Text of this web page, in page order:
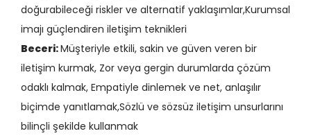
doğurabileceği riskler ve alternatif yaklaşımlar,Kurumsal
imajı güçlendiren iletişim teknikleri
Beceri:Müşteriyle etkili, sakin ve güven veren bir
iletişim kurmak, Zor veya gergin durumlarda çözüm
odaklı kalmak, Empatiyle dinlemek ve net, anlaşılır
biçimde yanıtlamak,Sözlü ve sözsüz iletişim unsurlarını
bilinçli şekilde kullanmak